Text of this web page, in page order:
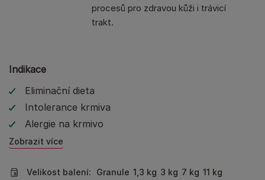
procesů pro zdravou kůži i trávicí
trakt.
Indikace
Eliminační dieta
Intolerance krmiva
Alergie na krmivo
Zobrazit více
Velikost balení: Granule 1,3 kg 3 kg 7 kg 11 kg